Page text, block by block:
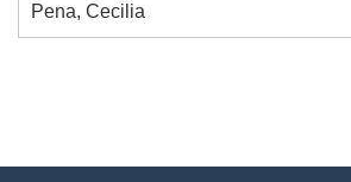
Pena, Cecilia